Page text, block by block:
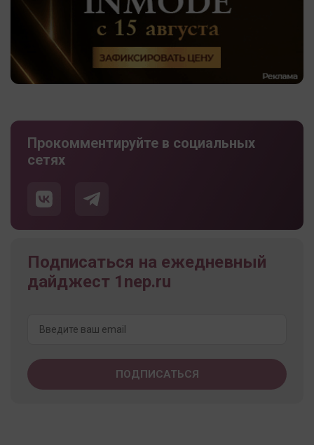
Прокомментируйте в социальных
сетях
Подписаться на ежедневный
дайджест 1nep.ru